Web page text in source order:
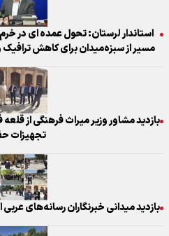
استاندار لرستان: تحول عمده ای در
مسیر از سبزه‌میدان برای کاهش
بازدید مشاور وزیر میراث فرهنگی از
تجهیزات
بازدید میدانی خبرنگاران رسانه‌های عربی